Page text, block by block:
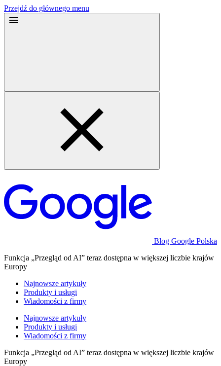
Przejdź do głównego menu
Blog Google Polska
Funkcja „Przegląd od AI” teraz dostępna w większej liczbie krajów
Europy
Najnowsze artykuły
Produkty i usługi
Wiadomości z firmy
Najnowsze artykuły
Produkty i usługi
Wiadomości z firmy
Funkcja „Przegląd od AI” teraz dostępna w większej liczbie krajów
Europy